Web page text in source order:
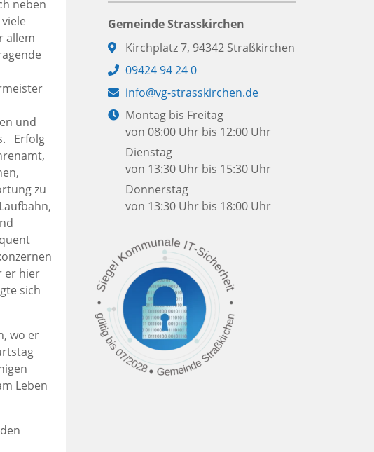
neben
allem
und
Erfolg
zu
er hier
sich
wo er
Leben
Gemeinde Strasskirchen
Adresse:
Kirchplatz 7, 94342 Straßkirchen
Telefon:
09424 94 24 0
E-
Mail:
info@vg-strasskirchen.de
Öffnungszeiten:
Montag bis Freitag
von 08:00 Uhr bis 12:00 Uhr
Dienstag
von 13:30 Uhr bis 15:30 Uhr
Donnerstag
von 13:30 Uhr bis 18:00 Uhr